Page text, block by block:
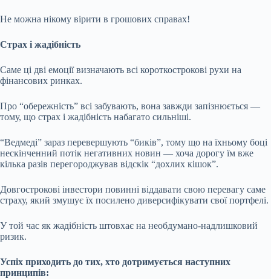
Не можна нікому вірити в грошових справах!
Страх і жадібність
Саме ці дві емоції визначають всі короткострокові рухи на
фінансових ринках.
Про “обережність” всі забувають, вона завжди запізнюється —
тому, що страх і жадібність набагато сильніші.
“Ведмеді” зараз перевершують “биків”, тому що на їхньому боці
нескінченний потік негативних новин — хоча дорогу їм вже
кілька разів перегороджував відскік “дохлих кішок”.
Довгострокові інвестори повинні віддавати свою перевагу саме
страху, який змушує їх посилено диверсифікувати свої портфелі.
У той час як жадібність штовхає на необдумано-надлишковий
ризик.
Успіх приходить до тих, хто дотримується наступних
принципів: